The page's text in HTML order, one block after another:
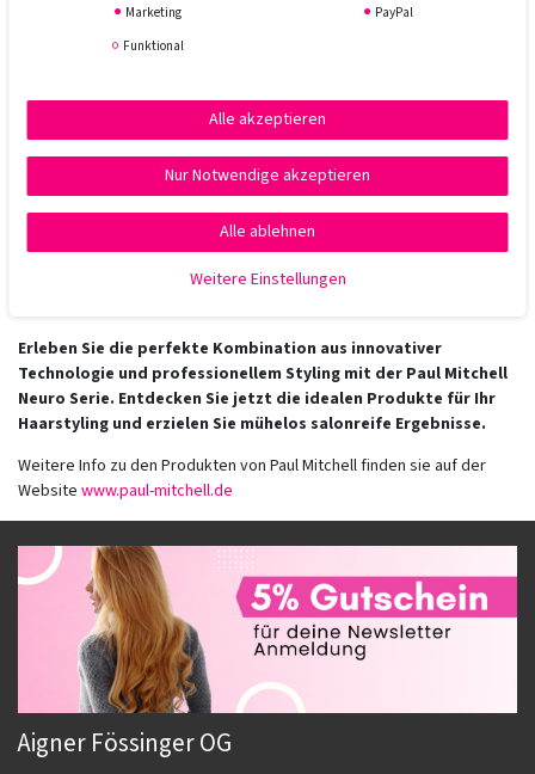
Warum Paul Mitchell Neuro?
Intelligente Technologie
Hitzeschäden.
Professionelle Ergebnisse: Hochwertige Materialien wie
IsoTherm-Titanplatten bieten gleichmäßige Hitzeverteilung
und sorgen für glattes, glänzendes Haar.
Handhabung ermöglichen ein müheloses Stylingerlebnis.
Schnell und effizient: Leistungsstarke Geräte mit
Schnellaufheizfunktion und einstellbarer Temperaturregelung
Erleben Sie die perfekte Kombination aus innovativer
Technologie und professionellem Styling mit der Paul Mitchell
Neuro Serie. Entdecken Sie jetzt die idealen Produkte für Ihr
Haarstyling und erzielen Sie mühelos salonreife Ergebnisse.
Weitere Info zu den Produkten von Paul Mitchell finden sie auf der
Website www.paul-mitchell.de
Aigner Fössinger OG
Marketing
PayPal
Funktional
Alle akzeptieren
Nur Notwendige akzeptieren
Alle ablehnen
Weitere Einstellungen